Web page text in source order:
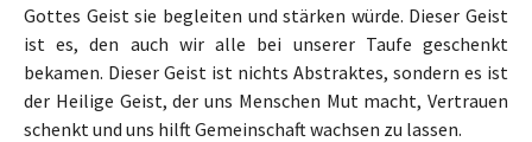
Gottes Geist sie begleiten und stärken würde. Dieser Geist
ist es, den auch wir alle bei unserer Taufe geschenkt
bekamen. Dieser Geist ist nichts Abstraktes, sondern es ist
der Heilige Geist, der uns Menschen Mut macht, Vertrauen
schenkt und uns hilft Gemeinschaft wachsen zu lassen.